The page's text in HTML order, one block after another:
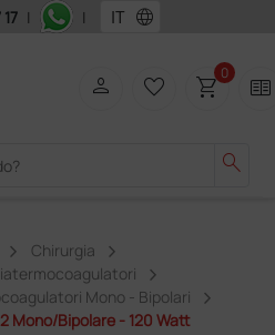
| | language
search
person favorite_border shopping_cart0 two_pager
Chirurgia
Mono - Bipolari
Mono/bipolare - 120 Watt